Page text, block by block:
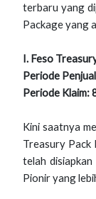
terbaru yang
Package yang
I. Feso
Periode
Periode Klaim:
Kini saatnya
Treasury Pack
telah
Pionir yang